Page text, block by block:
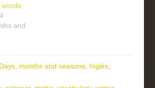
words
and
Days, months and seasons Inglés